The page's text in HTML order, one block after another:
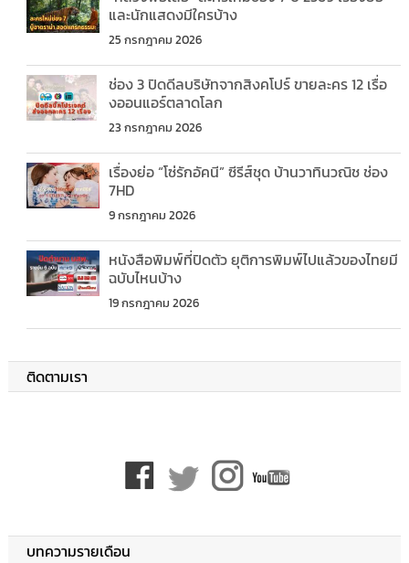
และนักแสดงมีใครบ้าง
25 กรกฎาคม 2026
ช่อง 3 ปิดดีลบริษัทจากสิงคโปร์ ขายละคร 12 เรื่อ
งออนแอร์ตลาดโลก
23 กรกฎาคม 2026
เรื่องย่อ “โซ่รักอัคนี” ซีรีส์ชุด บ้านวาทินวณิช ช่อง
7HD
9 กรกฎาคม 2026
หนังสือพิมพ์ที่ปิดตัว ยุติการพิมพ์ไปแล้วของไทยมี
ฉบับไหนบ้าง
19 กรกฎาคม 2026
ติดตามเรา
บทความรายเดือน